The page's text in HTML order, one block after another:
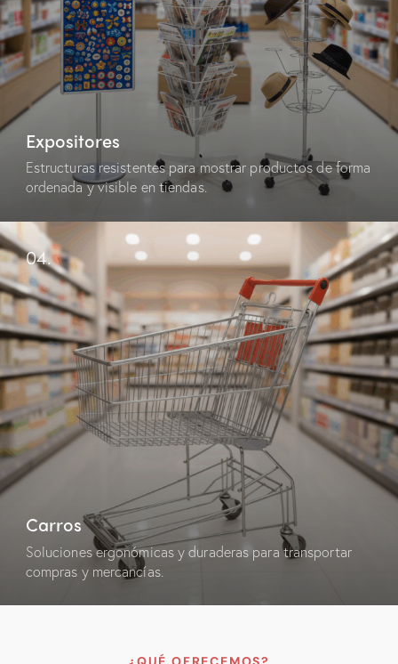
Expositores
Estructuras resistentes para mostrar productos de forma
ordenada y visible en tiendas.
04.
Carros
Soluciones ergonómicas y duraderas para transportar
compras y mercancías.